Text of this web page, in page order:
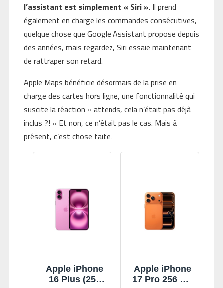
l’assistant est simplement « Siri ». Il prend
également en charge les commandes consécutives,
quelque chose que Google Assistant propose depuis
des années, mais regardez, Siri essaie maintenant
de rattraper son retard.
Apple Maps bénéficie désormais de la prise en
charge des cartes hors ligne, une fonctionnalité qui
suscite la réaction « attends, cela n’était pas déjà
inclus ?! » Et non, ce n’était pas le cas. Mais à
présent, c’est chose faite.
Apple iPhone
16 Plus (256
Apple iPhone
17 Pro 256 Go